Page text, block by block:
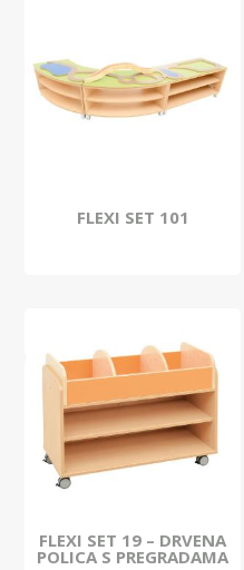
FLEXI SET 101
FLEXI SET 19 – DRVENA
POLICA S PREGRADAMA